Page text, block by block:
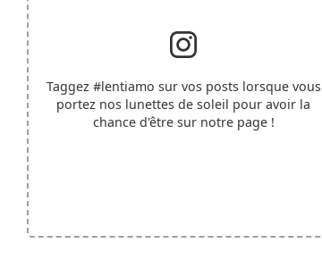
Taggez #lentiamo sur vos posts lorsque vous
portez nos lunettes de soleil pour avoir la
chance d'être sur notre page !